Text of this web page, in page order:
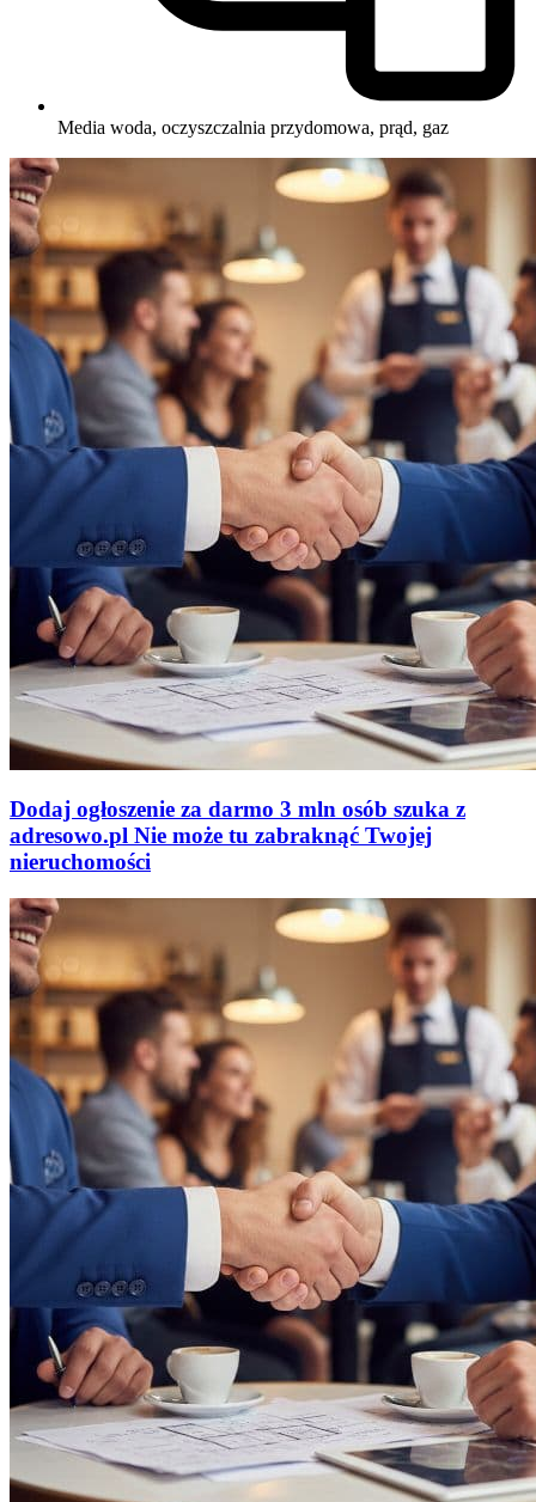
Media woda, oczyszczalnia przydomowa, prąd, gaz
Dodaj ogłoszenie za darmo 3 mln osób szuka z
adresowo.pl Nie może tu zabraknąć Twojej
nieruchomości